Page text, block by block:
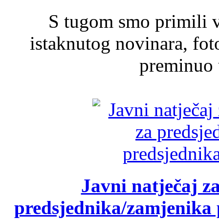
S tugom smo primili
istaknutog novinara,
Javni natječaj
predsjednika/